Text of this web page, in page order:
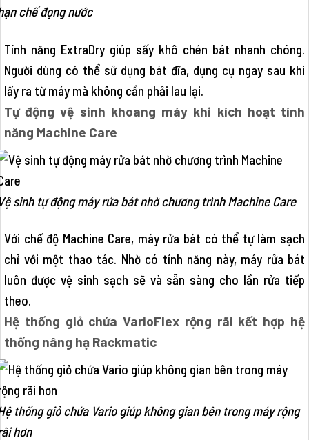
chế đọng nước
Tính năng ExtraDry giúp sấy khô chén bát nhanh chóng.
Người dùng có thể sử dụng bát đĩa, dụng cụ ngay sau khi
lấy ra từ máy mà không cần phải lau lại.
Tự động vệ sinh khoang máy khi kích hoạt tính
năng Machine Care
sinh tự động máy rửa bát nhờ chương trình Machine Care
Với chế độ Machine Care, máy rửa bát có thể tự làm sạch
chỉ với một thao tác. Nhờ có tính năng này, máy rửa bát
luôn được vệ sinh sạch sẽ và sẵn sàng cho lần rửa tiếp
theo.
Hệ thống giỏ chứa VarioFlex rộng rãi kết hợp hệ
thống nâng hạ Rackmatic
thống giỏ chứa Vario giúp không gian bên trong máy rộng
hơn